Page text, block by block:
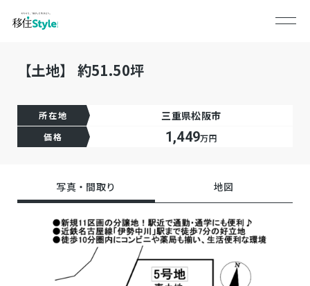
【土地】 約51.50坪
所在地 三重県松阪市
価格 1,449万円
写真・間取り 地図